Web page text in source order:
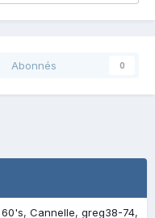
Abonnés 0
Cannelle greg38-74